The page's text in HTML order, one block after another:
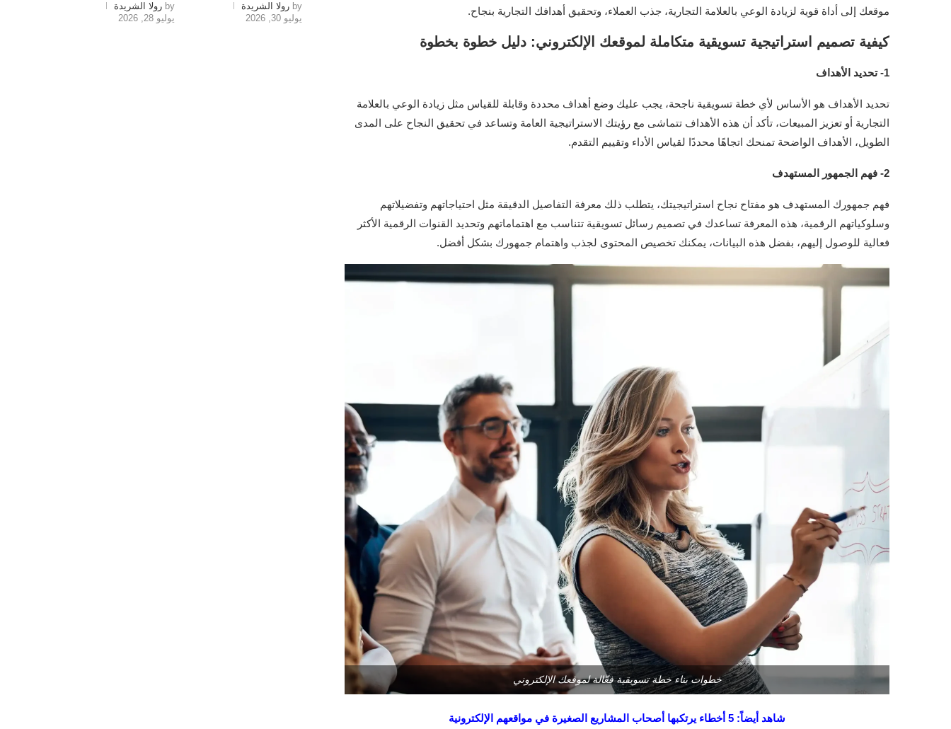
موقعك إلى أداة قوية لزيادة الوعي بالعلامة التجارية، جذب العملاء، وتحقيق أهدافك التجارية بنجاح.
كيفية تصميم استراتيجية تسويقية متكاملة لموقعك الإلكتروني: دليل خطوة بخطوة
1- تحديد الأهداف
تحديد الأهداف هو الأساس لأي خطة تسويقية ناجحة، يجب عليك وضع أهداف محددة وقابلة للقياس مثل زيادة الوعي بالعلامة
التجارية أو تعزيز المبيعات، تأكد أن هذه الأهداف تتماشى مع رؤيتك الاستراتيجية العامة وتساعد في تحقيق النجاح على المدى
الطويل، الأهداف الواضحة تمنحك اتجاهًا محددًا لقياس الأداء وتقييم التقدم.
2- فهم الجمهور المستهدف
فهم جمهورك المستهدف هو مفتاح نجاح استراتيجيتك، يتطلب ذلك معرفة التفاصيل الدقيقة مثل احتياجاتهم وتفضيلاتهم
وسلوكياتهم الرقمية، هذه المعرفة تساعدك في تصميم رسائل تسويقية تتناسب مع اهتماماتهم وتحديد القنوات الرقمية الأكثر
فعالية للوصول إليهم، بفضل هذه البيانات، يمكنك تخصيص المحتوى لجذب واهتمام جمهورك بشكل أفضل.
خطوات بناء خطة تسويقية فعّالة لموقعك الإلكتروني
شاهد أيضاً: 5 أخطاء يرتكبها أصحاب المشاريع الصغيرة في مواقعهم الإلكترونية
by رولا الشريدة
يوليو 30, 2026
by رولا الشريدة
يوليو 28, 2026